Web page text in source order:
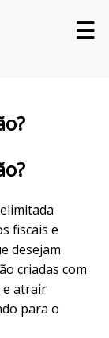
☰
fiscais e
desejam
criadas com
e atrair
para o